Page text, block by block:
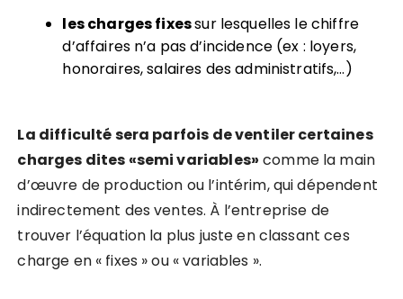
les charges fixessur lesquelles le chiffre
d’affaires n’a pas d’incidence (ex : loyers,
honoraires, salaires des administratifs,…)
La difficulté sera parfois de ventiler certaines
charges dites «semi variables» comme la main
d’œuvre de production ou l’intérim, qui dépendent
indirectement des ventes. À l’entreprise de
trouver l’équation la plus juste en classant ces
charge en « fixes » ou « variables ».